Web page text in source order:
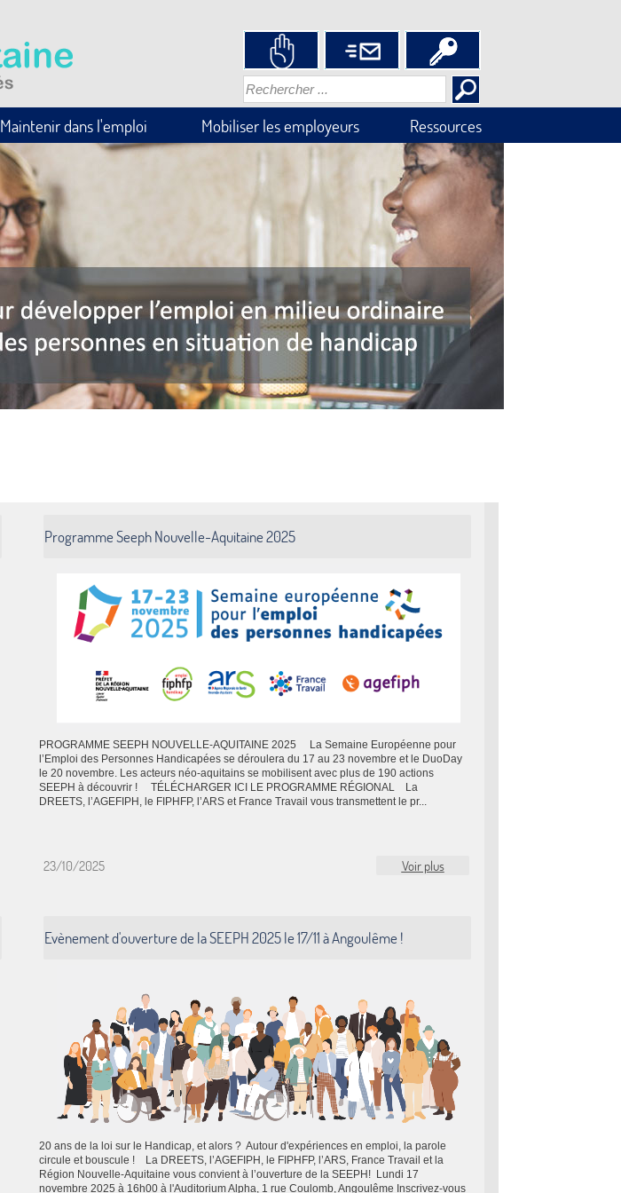
Maintenir dans l'emploi Mobiliser les employeurs Ressources
Programme Seeph Nouvelle-Aquitaine 2025
PROGRAMME SEEPH NOUVELLE-AQUITAINE 2025 La Semaine Européenne pour
l’Emploi des Personnes Handicapées se déroulera du 17 au 23 novembre et le DuoDay
le 20 novembre. Les acteurs néo-aquitains se mobilisent avec plus de 190 actions
SEEPH à découvrir ! TÉLÉCHARGER ICI LE PROGRAMME RÉGIONAL La
DREETS, l’AGEFIPH, le FIPHFP, l’ARS et France Travail vous transmettent le pr...
23/10/2025 Voir plus
Evènement d'ouverture de la SEEPH 2025 le 17/11 à Angoulême !
20 ans de la loi sur le Handicap, et alors ? Autour d'expériences en emploi, la parole
circule et bouscule ! La DREETS, l’AGEFIPH, le FIPHFP, l’ARS, France Travail et la
Région Nouvelle-Aquitaine vous convient à l’ouverture de la SEEPH! Lundi 17
novembre 2025 à 16h00 à l'Auditorium Alpha, 1 rue Coulomb, Angoulême Inscrivez-vous